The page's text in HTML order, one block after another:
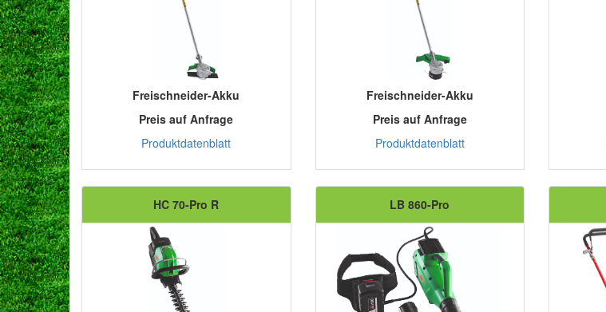
Freischneider-Akku
Preis auf Anfrage
Produktdatenblatt
Freischneider-Akku
Preis auf Anfrage
Produktdatenblatt
HC 70-Pro R LB 860-Pro